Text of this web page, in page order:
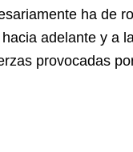
ha de
adelante y a
provocadas